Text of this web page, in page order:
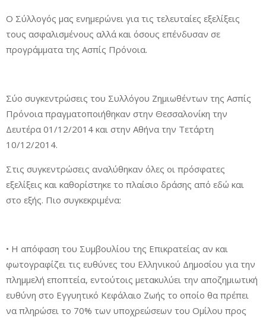
Ο Σύλλογός μας ενημερώνει για τις τελευταίες εξελίξεις
τους ασφαλισμένους αλλά και όσους επένδυσαν σε
προγράμματα της Ασπίς Πρόνοια.
Σύο συγκεντρώσεις του Συλλόγου Ζημιωθέντων της Ασπίς
Πρόνοια πραγματοποιήθηκαν στην Θεσσαλονίκη την
Δευτέρα 01/12/2014 και στην Αθήνα την Τετάρτη
10/12/2014.
Στις συγκεντρώσεις αναλύθηκαν όλες οι πρόσφατες
εξελίξεις και καθορίστηκε το πλαίσιο δράσης από εδώ και
στο εξής. Πιο συγκεκριμένα:
• Η απόφαση του Συμβουλίου της Επικρατείας αν και
φωτογραφίζει τις ευθύνες του Ελληνικού Δημοσίου για την
πλημμελή εποπτεία, εντούτοις μετακυλύει την αποζημιωτική
ευθύνη στο Εγγυητικό Κεφάλαιο Ζωής το οποίο θα πρέπει
να πληρώσει το 70% των υποχρεώσεων του Ομίλου προς